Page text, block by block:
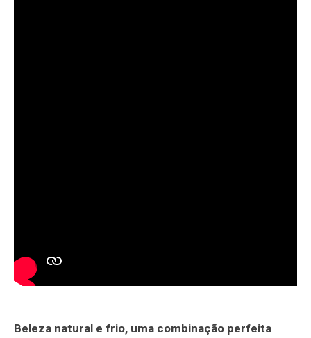
Beleza natural e frio, uma combinação perfeita